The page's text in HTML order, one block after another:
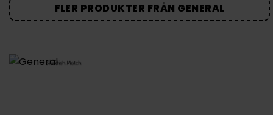
FLER PRODUKTER FRÅN GENERAL